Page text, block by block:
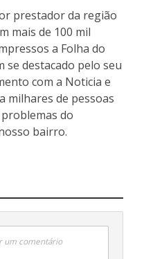
prestador da região
mais de 100 mil
a Folha do
se destacado pelo seu
com a Noticia e
milhares de pessoas
do
bairro.
um comentário